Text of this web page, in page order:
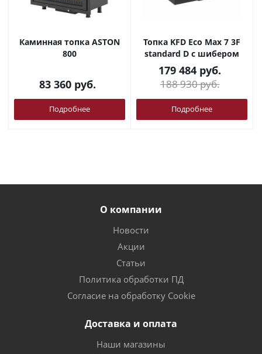
Каминная топка ASTON
800
83 360 руб.
Подробнее
Топка KFD Eco Max 7 3F
standard D с шибером
179 484 руб.
188 930руб.
Подробнее
О компании
Новости
Акции
Статьи
Политика обработки ПД
Согласие на обработку Cookie
Доставка и оплата
Наши магазины